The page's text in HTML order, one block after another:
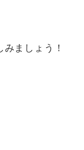
ましょう！